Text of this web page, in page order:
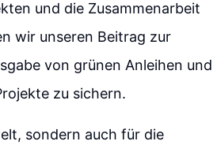
und die Zusammenarbeit
wir unseren Beitrag zur
von grünen Anleihen und
zu sichern.
sondern auch für die